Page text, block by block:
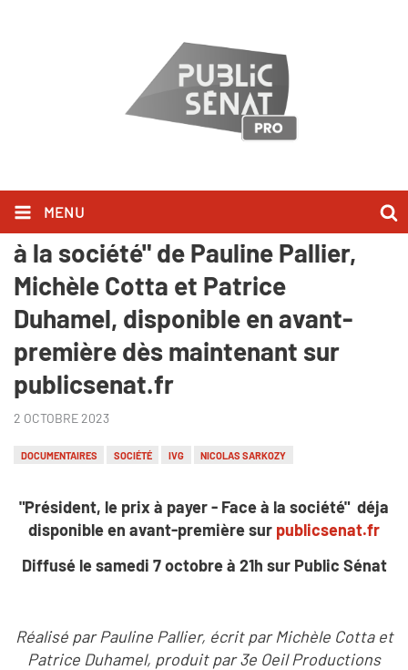
MENU
"Président, le prix à payer - Face
à la société" de Pauline Pallier,
Michèle Cotta et Patrice
Duhamel, disponible en avant-
première dès maintenant sur
publicsenat.fr
2 OCTOBRE 2023
DOCUMENTAIRES SOCIÉTÉ IVG NICOLAS SARKOZY
"Président, le prix à payer - Face à la société" déja
disponible en avant-première sur publicsenat.fr
Diffusé le samedi 7 octobre à 21h sur Public Sénat
Réalisé par Pauline Pallier, écrit par Michèle Cotta et
Patrice Duhamel, produit par 3e Oeil Productions